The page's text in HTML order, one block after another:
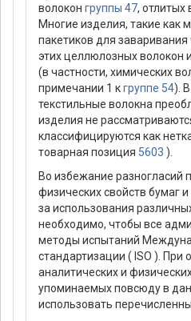
волокон группы 47, отлитых
Многие изделия, такие как
пакетиков для заваривания
этих целлюлозных волокон
(в частности, химических
примечании 1 кгруппе 54).
текстильные волокна
изделия не
классифицируются как
товарная позиция 5603 ).
Во избежание разногласий
физических свойств бумаг и
за использования
необходимо, чтобы все
методы испытаний
стандартизации ( ISO ). При
аналитических и
упоминаемых повсюду в
использовать